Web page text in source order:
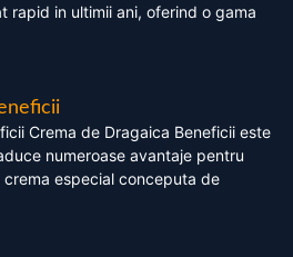
rapid in ultimii ani, oferind o gama
Crema de Dragaica Beneficii este
numeroase avantaje pentru
especial conceputa de